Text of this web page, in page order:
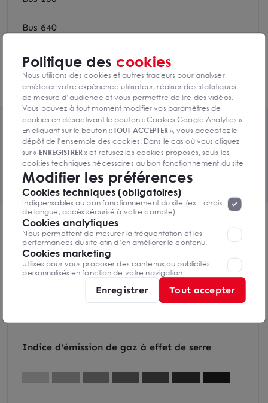
Bus 640
Bus TVF 20
Bus 9518
Toutes les surfaces disponibles
5 lots de 19278m² disponibles
Voir le tableau complet
DPE & GES
Diagnostic de performance énergétique
Diagnostics DPE en cours de réalisation
Indice d'émission de gaz à effet de serre
Politique des cookies
Nous utilisons des cookies et autres traceurs pour analyser,
améliorer votre expérience utilisateur, réaliser des statistiques
de mesure d’audience et vous permettre de lire des vidéos.
Vous pouvez à tout moment modifier vos paramètres de
cookies en désactivant le bouton « Cookies Google Analytics ».
En cliquant sur le bouton «TOUT ACCEPTER», vous acceptez le
dépôt de l’ensemble des cookies. Dans le cas où vous cliquez
sur « ENREGISTRER» et refusez les cookies proposés, seuls les
cookies techniques nécessaires au bon fonctionnement du site
seront déposés. Pour plus d’informations, vous pouvez consulter
«Protection des données à caractère
personnel ».Lorsque vous naviguez sur notre site internet, il
peut être amenée à déposer des cookies. Vous avez la
possibilité de désactiver les cookies, ces réglages ne seront
valables que sur le navigateur que vous utilisez actuellement
Modifier les préférences
Cookies techniques (obligatoires)
Indispensables au bon fonctionnement du site (ex. : choix
de langue, accès sécurisé à votre compte).
Cookies analytiques
Nous permettent de mesurer la fréquentation et les
performances du site afin d’en améliorer le contenu.
Cookies marketing
Utilisés pour vous proposer des contenus ou publicités
personnalisés en fonction de votre navigation.
Enregistrer Tout accepter